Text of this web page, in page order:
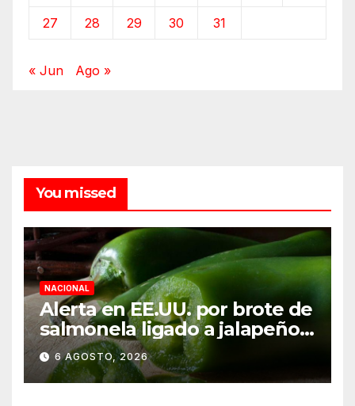
27 28 29 30 31
« Jun Ago »
You missed
NACIONAL
Alerta en EE.UU. por brote de
salmonela ligado a jalapeños
mexicanos; reportan 345
casos
6 AGOSTO, 2026